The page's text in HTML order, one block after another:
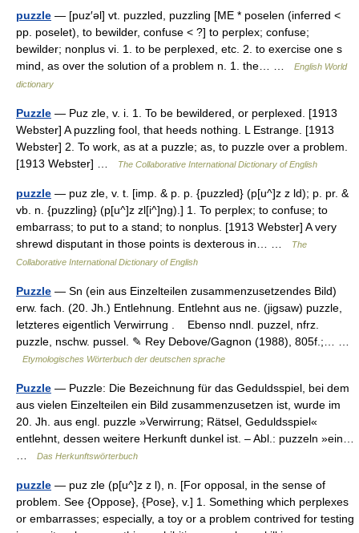
puzzle — [puz′əl] vt. puzzled, puzzling [ME * poselen (inferred <
pp. poselet), to bewilder, confuse < ?] to perplex; confuse;
bewilder; nonplus vi. 1. to be perplexed, etc. 2. to exercise one s
mind, as over the solution of a problem n. 1. the… …
English World
dictionary
Puzzle — Puz zle, v. i. 1. To be bewildered, or perplexed. [1913
Webster] A puzzling fool, that heeds nothing. L Estrange. [1913
Webster] 2. To work, as at a puzzle; as, to puzzle over a problem.
[1913 Webster] …
The Collaborative International Dictionary of English
puzzle — puz zle, v. t. [imp. & p. p. {puzzled} (p[u^]z z ld); p. pr. &
vb. n. {puzzling} (p[u^]z zl[i^]ng).] 1. To perplex; to confuse; to
embarrass; to put to a stand; to nonplus. [1913 Webster] A very
shrewd disputant in those points is dexterous in… …
The
Collaborative International Dictionary of English
Puzzle — Sn (ein aus Einzelteilen zusammenzusetzendes Bild)
erw. fach. (20. Jh.) Entlehnung. Entlehnt aus ne. (jigsaw) puzzle,
letzteres eigentlich Verwirrung . Ebenso nndl. puzzel, nfrz.
puzzle, nschw. pussel. ✎ Rey Debove/Gagnon (1988), 805f.;… …
Etymologisches Wörterbuch der deutschen sprache
Puzzle — Puzzle: Die Bezeichnung für das Geduldsspiel, bei dem
aus vielen Einzelteilen ein Bild zusammenzusetzen ist, wurde im
20. Jh. aus engl. puzzle »Verwirrung; Rätsel, Geduldsspiel«
entlehnt, dessen weitere Herkunft dunkel ist. – Abl.: puzzeln »ein…
Das Herkunftswörterbuch
puzzle — puz zle (p[u^]z z l), n. [For opposal, in the sense of
problem. See {Oppose}, {Pose}, v.] 1. Something which perplexes
or embarrasses; especially, a toy or a problem contrived for testing